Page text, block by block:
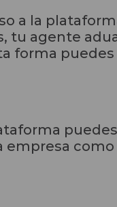
a la
tu agente
forma